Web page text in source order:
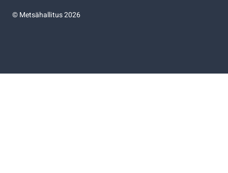
©Metsähallitus 2026